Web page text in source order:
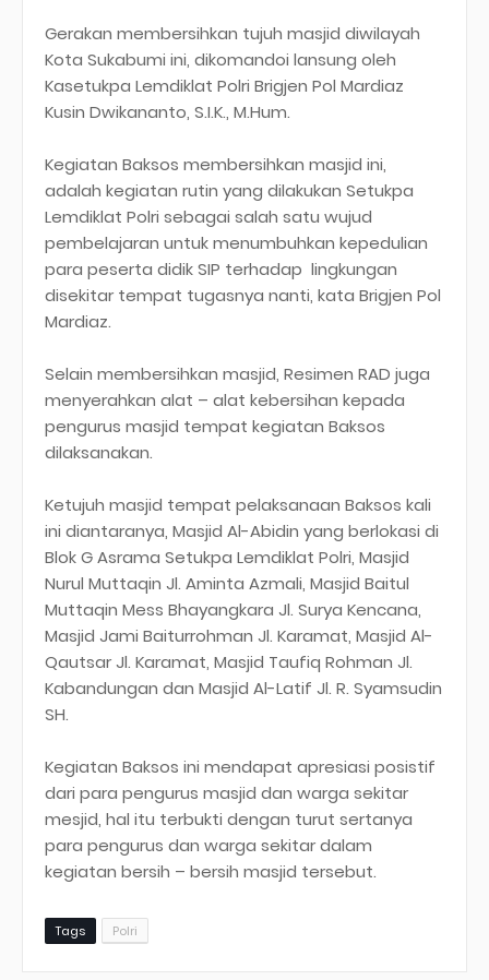
Gerakan membersihkan tujuh masjid diwilayah
Kota Sukabumi ini, dikomandoi lansung oleh
Kasetukpa Lemdiklat Polri Brigjen Pol Mardiaz
Kusin Dwikananto, S.I.K., M.Hum.
Kegiatan Baksos membersihkan masjid ini,
adalah kegiatan rutin yang dilakukan Setukpa
Lemdiklat Polri sebagai salah satu wujud
pembelajaran untuk menumbuhkan kepedulian
para peserta didik SIP terhadap lingkungan
disekitar tempat tugasnya nanti, kata Brigjen Pol
Mardiaz.
Selain membersihkan masjid, Resimen RAD juga
menyerahkan alat – alat kebersihan kepada
pengurus masjid tempat kegiatan Baksos
dilaksanakan.
Ketujuh masjid tempat pelaksanaan Baksos kali
ini diantaranya, Masjid Al-Abidin yang berlokasi di
Blok G Asrama Setukpa Lemdiklat Polri, Masjid
Nurul Muttaqin Jl. Aminta Azmali, Masjid Baitul
Muttaqin Mess Bhayangkara Jl. Surya Kencana,
Masjid Jami Baiturrohman Jl. Karamat, Masjid Al-
Qautsar Jl. Karamat, Masjid Taufiq Rohman Jl.
Kabandungan dan Masjid Al-Latif Jl. R. Syamsudin
SH.
Kegiatan Baksos ini mendapat apresiasi posistif
dari para pengurus masjid dan warga sekitar
mesjid, hal itu terbukti dengan turut sertanya
para pengurus dan warga sekitar dalam
kegiatan bersih – bersih masjid tersebut.
Tags Polri